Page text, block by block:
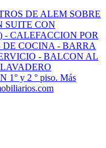
DE ALEM SOBRE
SUITE CON
- CALEFACCION POR
COCINA - BARRA
- BALCON AL
1° y 2 ° piso. Más